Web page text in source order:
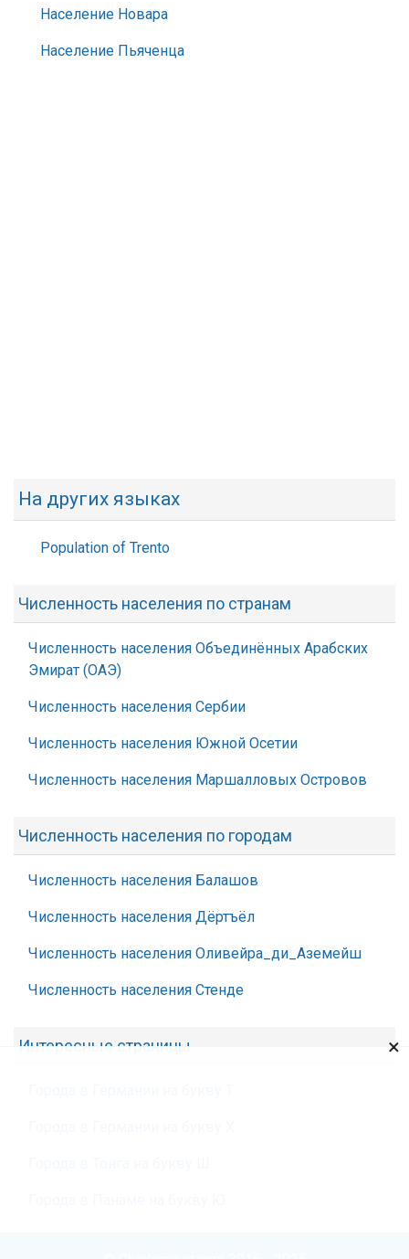
Население Новара
Население Пьяченца
На других языках
Population of Trento
Численность населения по странам
Численность населения Объединённых Арабских
Эмират (ОАЭ)
Численность населения Сербии
Численность населения Южной Осетии
Численность населения Маршалловых Островов
Численность населения по городам
Численность населения Балашов
Численность населения Дёртъёл
Численность населения Оливейра_ди_Аземейш
Численность населения Стенде
Интересные страницы ×